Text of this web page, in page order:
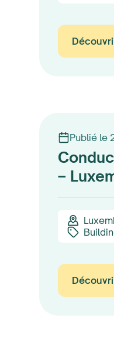
Publié le
–